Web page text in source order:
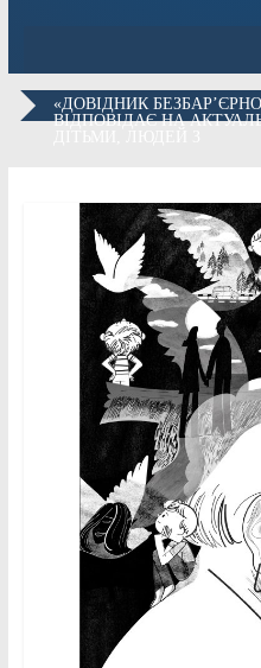
«ДОВІДНИК
ВІДПОВІДАЄ НА